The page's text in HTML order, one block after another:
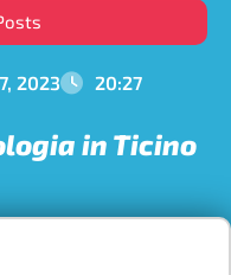
2023 20:27
in Ticino